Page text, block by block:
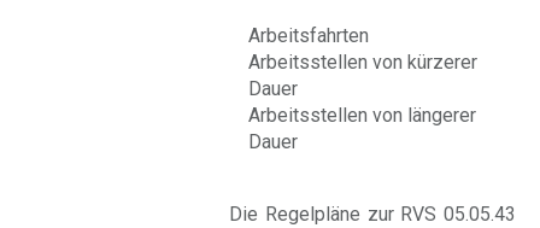
Arbeitsfahrten
Arbeitsstellen von kürzerer
Dauer
Arbeitsstellen von längerer
Dauer
Die Regelpläne zur RVS 05.05.43